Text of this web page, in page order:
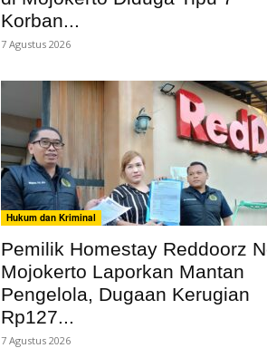
Korban...
7 Agustus 2026
Hukum dan Kriminal
Pemilik Homestay Reddoorz
Mojokerto Laporkan Mantan
Pengelola, Dugaan Kerugian
Rp127...
7 Agustus 2026